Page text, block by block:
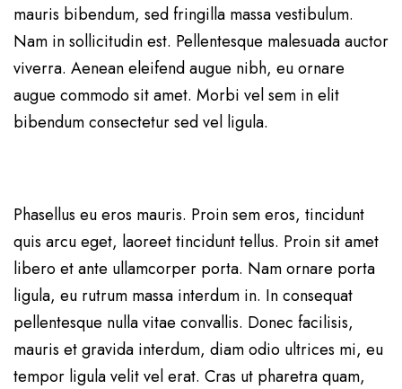
mauris bibendum, sed fringilla massa vestibulum.
Nam in sollicitudin est. Pellentesque malesuada auctor
viverra. Aenean eleifend augue nibh, eu ornare
augue commodo sit amet. Morbi vel sem in elit
bibendum consectetur sed vel ligula.
Phasellus eu eros mauris. Proin sem eros, tincidunt
quis arcu eget, laoreet tincidunt tellus. Proin sit amet
libero et ante ullamcorper porta. Nam ornare porta
ligula, eu rutrum massa interdum in. In consequat
pellentesque nulla vitae convallis. Donec facilisis,
mauris et gravida interdum, diam odio ultrices mi, eu
tempor ligula velit vel erat. Cras ut pharetra quam,